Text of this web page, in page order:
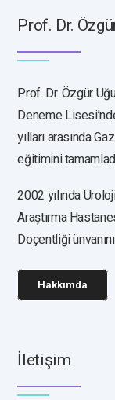
Prof. Dr.
Prof. Dr. Özgür
Deneme
yılları arasında
eğitimini
2002 yılında
Araştırma
Doçentliği
Hakkımda
İletişim